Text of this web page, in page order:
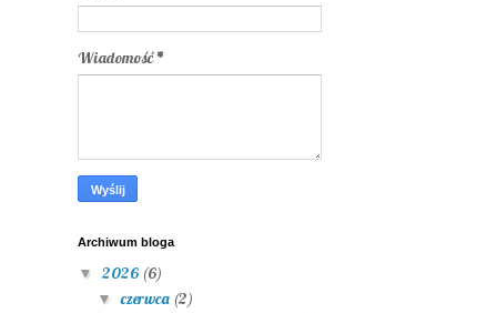
Wiadomość*
Archiwum bloga
▼ 2026 (6)
▼czerwca (2)